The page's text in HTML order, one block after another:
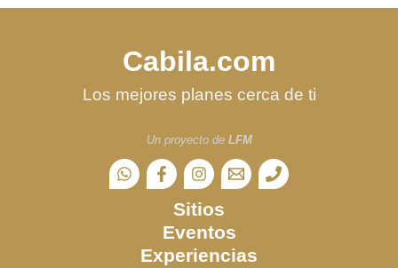
Cabila.com
Los mejores planes cerca de ti
Un proyecto de LFM
Sitios
Eventos
Experiencias